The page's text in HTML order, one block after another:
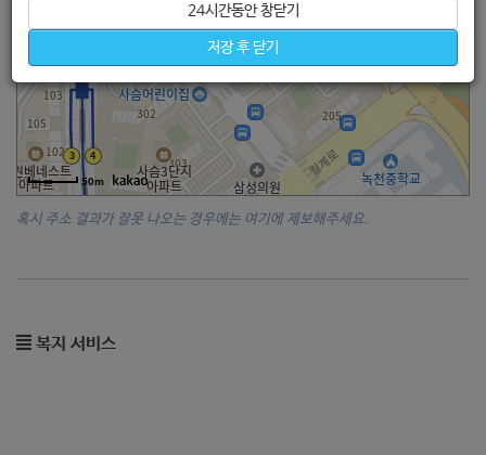
24시간동안 창닫기
저장 후 닫기
50m
혹시 주소 결과가 잘못 나오는 경우에는 여기에 제보해주세요.
복지 서비스